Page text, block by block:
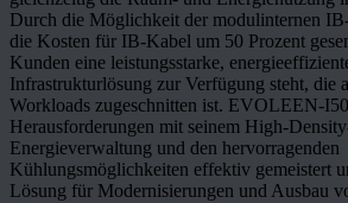
Durch die Möglichkeit der modulinternen
die Kosten für IB-Kabel um 50 Prozent
Kunden eine leistungsstarke,
Infrastrukturlösung zur Verfügung steht, die
Workloads zugeschnitten ist. EVOLEEN-
Herausforderungen mit seinem High-
Energieverwaltung und den hervorragenden
Kühlungsmöglichkeiten effektiv gemeistert
Lösung für Modernisierungen und Ausbau